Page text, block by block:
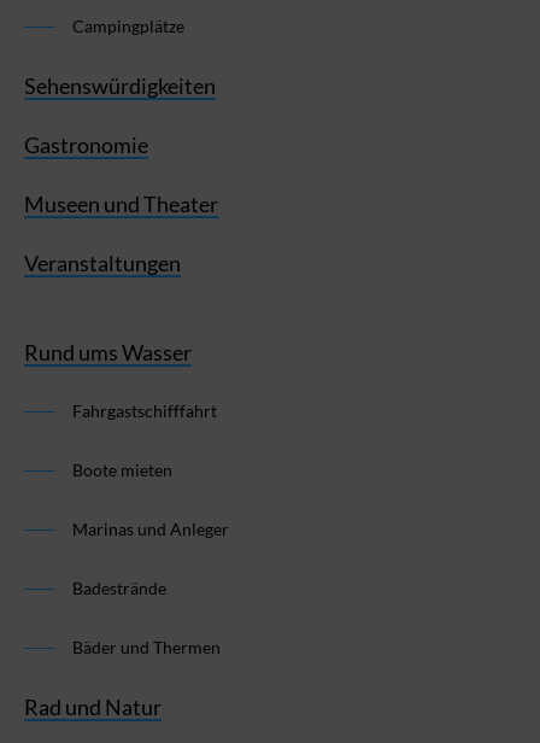
Campingplätze
Sehenswürdigkeiten
Gastronomie
Museen und Theater
Veranstaltungen
Rund ums Wasser
Fahrgastschifffahrt
Boote mieten
Marinas und Anleger
Badestrände
Bäder und Thermen
Rad und Natur